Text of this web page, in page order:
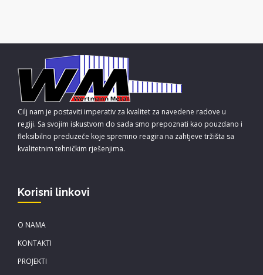
Cilj nam je postaviti imperativ za kvalitet za navedene radove u
regiji. Sa svojim iskustvom do sada smo prepoznati kao pouzdano i
fleksibilno preduzeće koje spremno reagira na zahtjeve tržišta sa
kvalitetnim tehničkim rješenjima.
Korisni linkovi
O NAMA
KONTAKTI
PROJEKTI